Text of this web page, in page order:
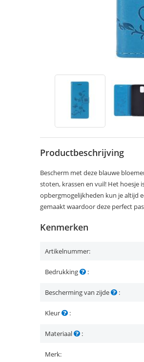
Productbeschrijving
Bescherm met deze blauwe
stoten, krassen en vuil! Het hoesje
opbergmogelijkheden kun je altijd
gemaakt waardoor deze perfect
Kenmerken
Artikelnummer:
Bedrukking :
Bescherming van zijde :
Kleur :
Materiaal :
Merk: